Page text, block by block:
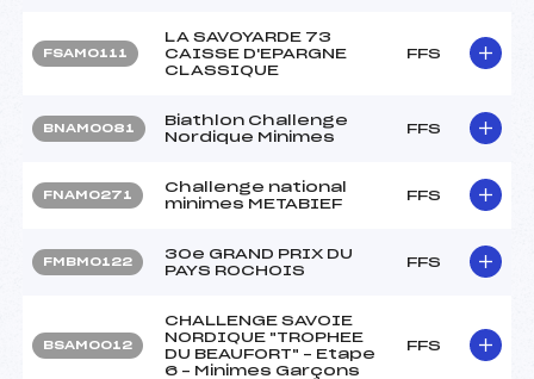
FSAM0111
LA SAVOYARDE 73
CAISSE D'EPARGNE
CLASSIQUE
FFS
BNAM0081
Biathlon Challenge
Nordique Minimes
FFS
FNAM0271
Challenge national
minimes METABIEF
FFS
FMBM0122
30e GRAND PRIX DU
PAYS ROCHOIS
FFS
BSAM0012
CHALLENGE SAVOIE
NORDIQUE "TROPHEE
DU BEAUFORT" – Etape
6 – Minimes Garçons
FFS